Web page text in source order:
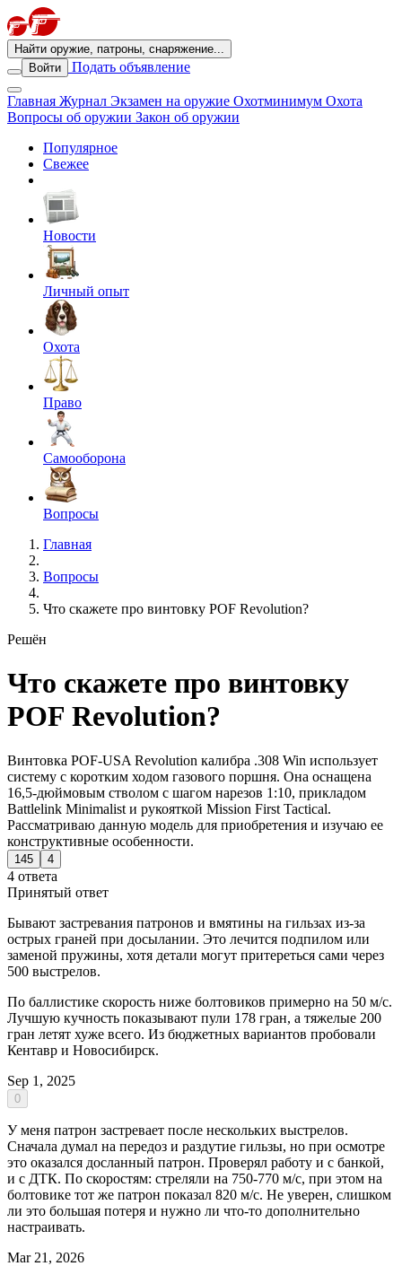
Найти оружие, патроны, снаряжение...
Войти
Подать объявление
Главная Журнал Экзамен на оружие Охотминимум Охота
Вопросы об оружии Закон об оружии
Популярное
Свежее
Новости
Личный опыт
Охота
Право
Самооборона
Вопросы
Главная
Вопросы
Что скажете про винтовку POF Revolution?
Решён
Что скажете про винтовку
POF Revolution?
Винтовка POF-USA Revolution калибра .308 Win использует
систему с коротким ходом газового поршня. Она оснащена
16,5-дюймовым стволом с шагом нарезов 1:10, прикладом
Battlelink Minimalist и рукояткой Mission First Tactical.
Рассматриваю данную модель для приобретения и изучаю ее
конструктивные особенности.
145 4
4 ответа
Принятый ответ
Бывают застревания патронов и вмятины на гильзах из-за
острых граней при досылании. Это лечится подпилом или
заменой пружины, хотя детали могут притереться сами через
500 выстрелов.
По баллистике скорость ниже болтовиков примерно на 50 м/с.
Лучшую кучность показывают пули 178 гран, а тяжелые 200
гран летят хуже всего. Из бюджетных вариантов пробовали
Кентавр и Новосибирск.
Sep 1, 2025
0
У меня патрон застревает после нескольких выстрелов.
Сначала думал на передоз и раздутие гильзы, но при осмотре
это оказался досланный патрон. Проверял работу и с банкой,
и с ДТК. По скоростям: стреляли на 750-770 м/с, при этом на
болтовике тот же патрон показал 820 м/с. Не уверен, слишком
ли это большая потеря и нужно ли что-то дополнительно
настраивать.
Mar 21, 2026